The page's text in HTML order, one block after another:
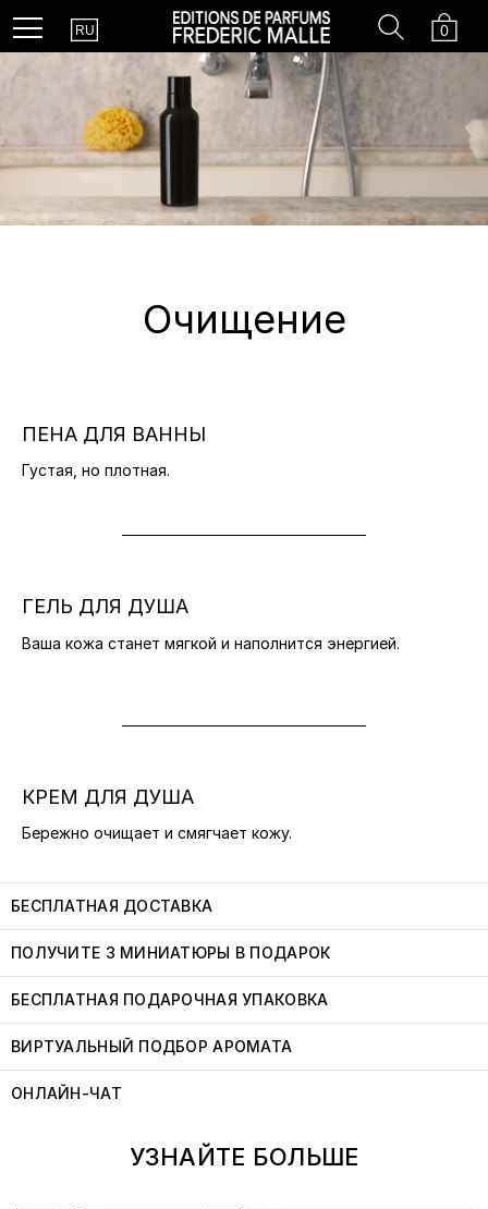
Menu Country
RU Cart
0
Search
Очищение
ПЕНА ДЛЯ ВАННЫ
Густая, но плотная.
ГЕЛЬ ДЛЯ ДУША
Ваша кожа станет мягкой и наполнится энергией.
КРЕМ ДЛЯ ДУША
Бережно очищает и смягчает кожу.
БЕСПЛАТНАЯ ДОСТАВКА
ПОЛУЧИТЕ 3 МИНИАТЮРЫ В ПОДАРОК
БЕСПЛАТНАЯ ПОДАРОЧНАЯ УПАКОВКА
ВИРТУАЛЬНЫЙ ПОДБОР АРОМАТА
ОНЛАЙН-ЧАТ
УЗНАЙТЕ БОЛЬШЕ